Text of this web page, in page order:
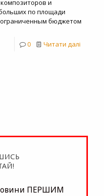
и
по площади
бюджетом
0 Читати далі
ПЕРШИМ